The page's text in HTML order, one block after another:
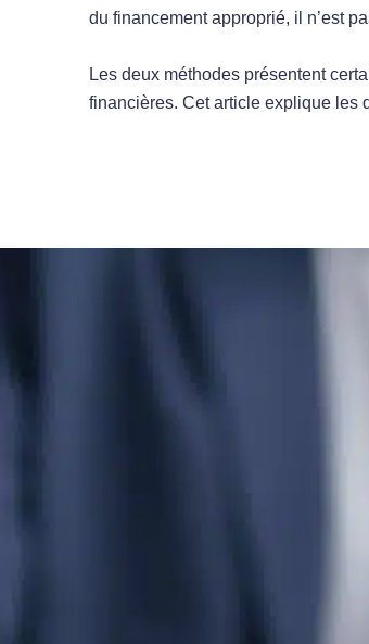
du financement approprié, il n’est
Les deux méthodes présentent
financières. Cet article explique les